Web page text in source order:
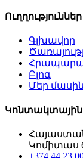
Ուղղություններ
Գլխավոր
Բլոգ
Մեր մասին
Կոնտակտային
Կոմիտաս
+374 44 23